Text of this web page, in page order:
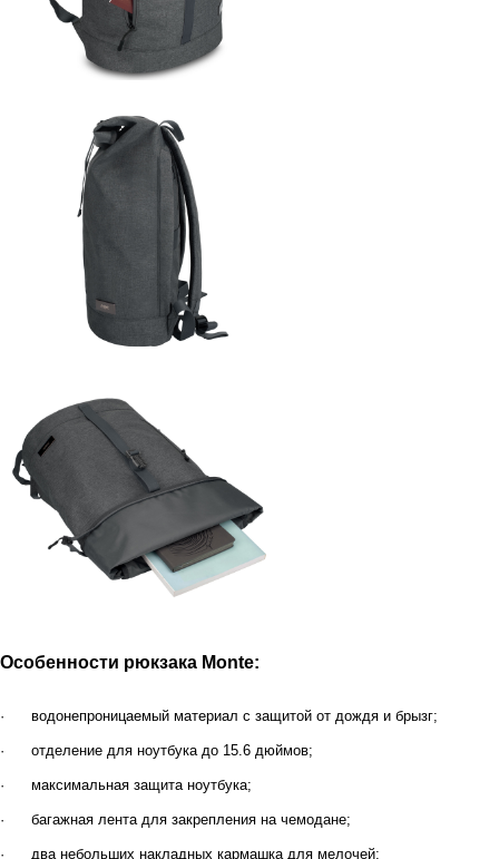
Особенности рюкзака Monte:
· водонепроницаемый материал с защитой от дождя и брызг;
· отделение для ноутбука до 15.6 дюймов;
· максимальная защита ноутбука;
· багажная лента для закрепления на чемодане;
· два небольших накладных кармашка для мелочей;